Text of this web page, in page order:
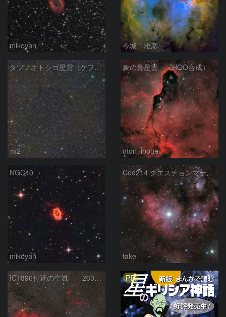
mikoyan 今城 雅彦
タツノオトシゴ星雲（ケフェウス座）
ｍ2
象の鼻星雲 （HOO合成）
oton_inoue
NGC40
mikoyan
Ced214 クエスチョンマーク星雲の“心臓部”
take
IC1396付近の空域 260720 PR